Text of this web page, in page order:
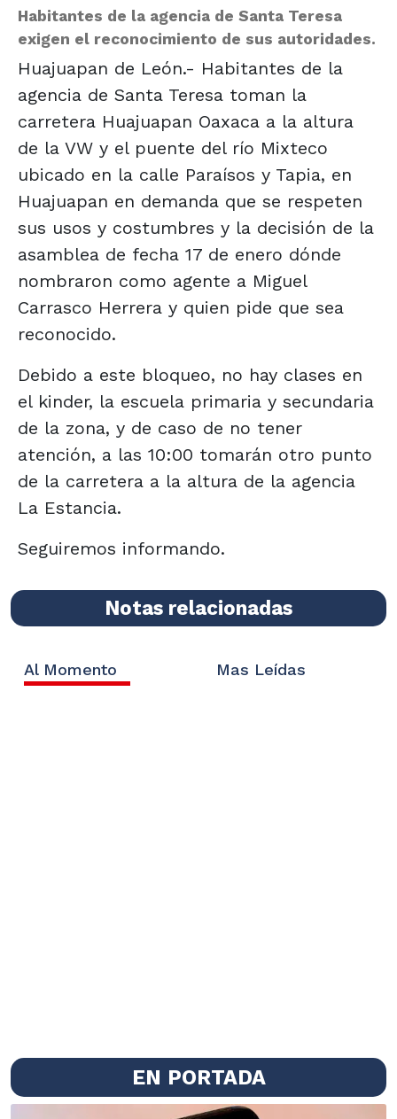
Habitantes de la agencia de Santa Teresa
exigen el reconocimiento de sus autoridades.
Huajuapan de León.- Habitantes de la
agencia de Santa Teresa toman la
carretera Huajuapan Oaxaca a la altura
de la VW y el puente del río Mixteco
ubicado en la calle Paraísos y Tapia, en
Huajuapan en demanda que se respeten
sus usos y costumbres y la decisión de la
asamblea de fecha 17 de enero dónde
nombraron como agente a Miguel
Carrasco Herrera y quien pide que sea
reconocido.
Debido a este bloqueo, no hay clases en
el kinder, la escuela primaria y secundaria
de la zona, y de caso de no tener
atención, a las 10:00 tomarán otro punto
de la carretera a la altura de la agencia
La Estancia.
Seguiremos informando.
Notas relacionadas
Al Momento Mas Leídas
EN PORTADA